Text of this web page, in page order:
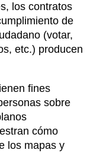
los contratos
de
(votar,
etc.) producen
fines
sobre
cómo
los mapas y